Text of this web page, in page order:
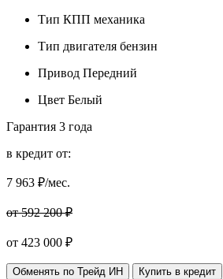
Тип КПП механика
Тип двигателя бензин
Привод Передний
Цвет Белый
Гарантия 3 года
в кредит от:
7 963 ₽/мес.
от 592 200 ₽
от 423 000 ₽
Обменять по Трейд ИН Купить в кредит